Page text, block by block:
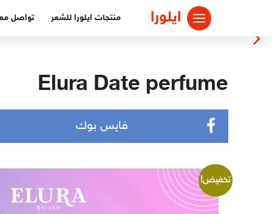
ايلورا منتجات ايلورا للشعر تواصل
Elura Date perfume
فايس بوك
تخفيض!